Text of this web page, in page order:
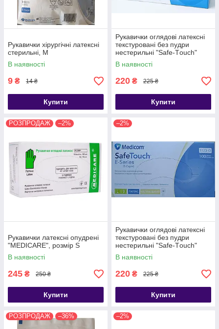
Рукавички хірургічні латексні
стерильні, M
В наявності
9 ₴ 14 ₴
Купити
Рукавички оглядові латексні
текстуровані без пудри
нестерильні "Safe-Тouch"
(упаковка 100штук/50 пар)
В наявності
220 ₴ 225 ₴
Купити
РОЗПРОДАЖ –2%
Рукавички латексні опудрені
"MEDICARE", розмір S
В наявності
245 ₴ 250 ₴
Купити
–2%
Рукавички оглядові латексні
текстуровані без пудри
нестерильні "Safe-Тouch"
(упаковка 100штук/50 пар)
В наявності
220 ₴ 225 ₴
Купити
РОЗПРОДАЖ –36% –2%